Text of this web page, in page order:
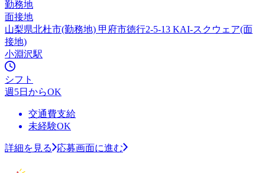
勤務地
面接地
山梨県北杜市(勤務地) 甲府市徳行2-5-13 KAI-スクウェア(面
接地)
小淵沢駅
シフト
週5日からOK
交通費支給
未経験OK
詳細を見る 応募画面に進む